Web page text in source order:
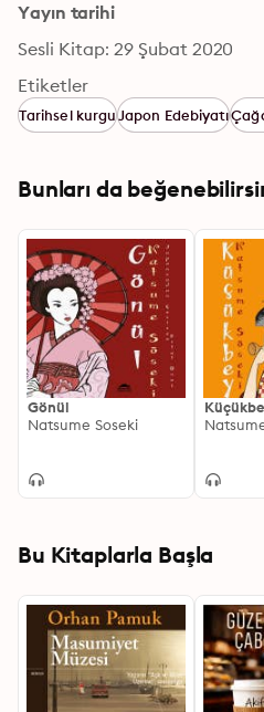
Yayın tarihi
Sesli Kitap: 29 Şubat 2020
Etiketler
Tarihsel kurguJapon Edebiyatı
Bunları da
Gönül
Natsume Soseki
Bu Kitaplarla Başla